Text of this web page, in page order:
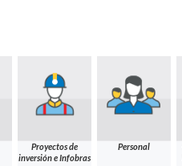
Proyectos de
inversión e Infobras
Personal